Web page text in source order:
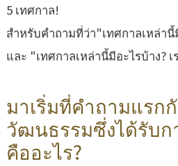
5 เทศกาล!
สำหรับคำถามที่ว่า"เทศกาลเหล่า
และ "เทศกาลเหล่านี้มีอะไรบ้าง?
มาเริ่มที่คำถามแรก
วัฒนธรรมซึ่งได้รับก
คืออะไร?